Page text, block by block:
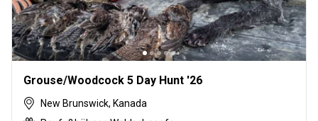
Grouse/Woodcock 5 Day Hunt '26
New Brunswick, Kanada